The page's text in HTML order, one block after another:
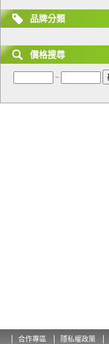
品牌分類
價格搜尋
~
合作專區 隱私權政策